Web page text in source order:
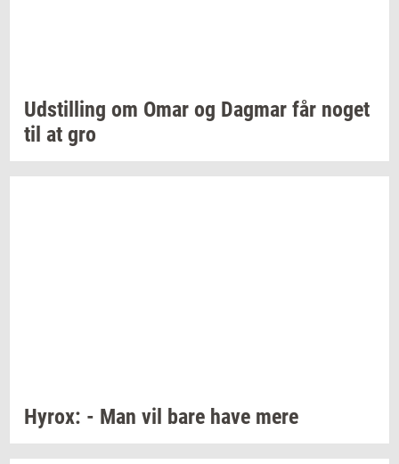
Ud­stil­ling om Omar og Dag­mar får noget
til at gro
Hyrox: - Man vil bare have mere